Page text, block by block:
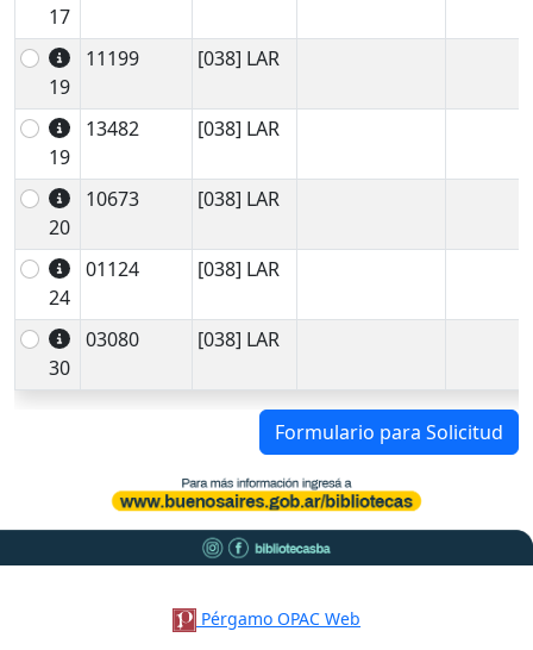
17
19
11199 [038] LAR
19
13482 [038] LAR
20
10673 [038] LAR
24
01124 [038] LAR
30
03080 [038] LAR
Formulario para Solicitud
Pérgamo OPAC Web